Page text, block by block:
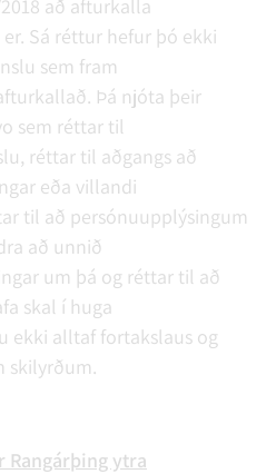
að afturkalla
Sá réttur hefur þó ekki
sem fram
Þá njóta þeir
sem réttar til
réttar til aðgangs að
eða villandi
til að persónuupplýsingum
að unnið
um þá og réttar til að
skal í huga
ekki alltaf fortakslaus og
skilyrðum.
Rangárþing ytra